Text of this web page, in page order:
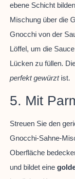
ebene Schicht
Mischung über die
Gnocchi von der
Löffel, um die
Lücken zu füllen.
perfekt gewürztist.
5. Mit
Streuen Sie den
Gnocchi-Sahne-
Oberfläche
und bildet eine